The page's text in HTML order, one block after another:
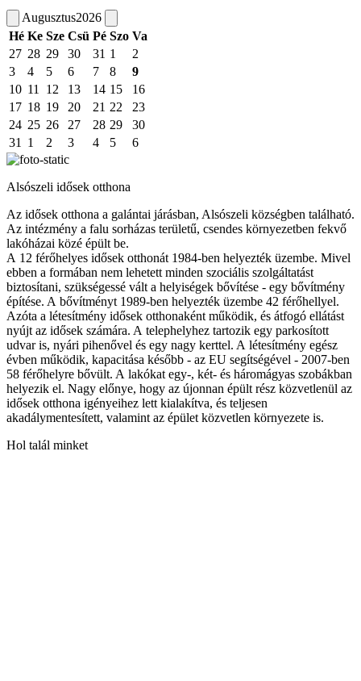
Augusztus2026
Hé Ke Sze Csü Pé Szo Va
27 28 29 30 31 1
2
3
4 5 6 7 8
9
10 11 12 13 14 15
16
17 18 19 20 21 22
23
24 25 26 27 28 29
30
31
1 2 3 4 5 6
Alsószeli idősek otthona
Az idősek otthona a galántai járásban, Alsószeli községben található.
Az intézmény a falu sorházas területű, csendes környezetben fekvő
lakóházai közé épült be.
A 12 férőhelyes idősek otthonát 1984-ben helyezték üzembe. Mivel
ebben a formában nem lehetett minden szociális szolgáltatást
biztosítani, szükségessé vált a helyiségek bővítése - egy bővítmény
építése. A bővítményt 1989-ben helyezték üzembe 42 férőhellyel.
Azóta a létesítmény idősek otthonaként működik, és átfogó ellátást
nyújt az idősek számára. A telephelyhez tartozik egy parkosított
udvar is, nyári pihenővel és egy nagy kerttel. A létesítmény egész
évben működik, kapacitása később - az EU segítségével - 2007-ben
58 férőhelyre bővült. A lakókat egy-, két- és háromágyas szobákban
helyezik el. Nagy előnye, hogy az újonnan épült rész közvetlenül az
idősek otthona igényeihez lett kialakítva, és teljesen
akadálymentesített, valamint az épület közvetlen környezete is.
Hol talál minket